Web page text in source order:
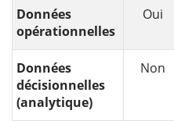
Données
opérationnelles
Oui
Données
décisionnelles
(analytique)
Non